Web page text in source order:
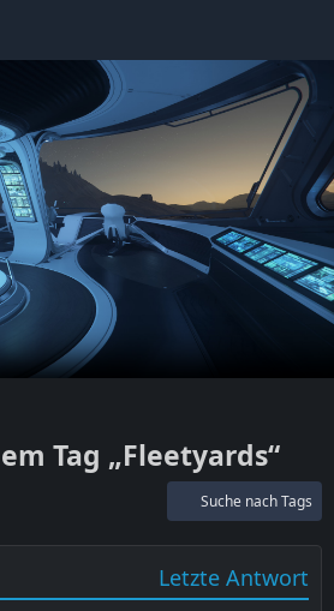
Tag „Fleetyards“
Suche nach Tags
Letzte Antwort